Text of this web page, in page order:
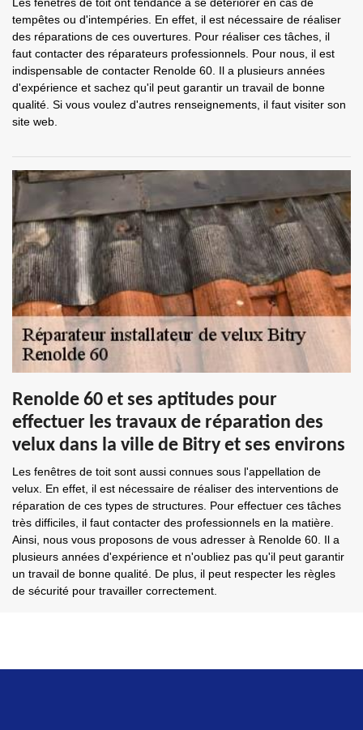
tempêtes ou d'intempéries. En effet, il est nécessaire de réaliser
des réparations de ces ouvertures. Pour réaliser ces tâches, il
faut contacter des réparateurs professionnels. Pour nous, il est
indispensable de contacter Renolde 60. Il a plusieurs années
d'expérience et sachez qu'il peut garantir un travail de bonne
qualité. Si vous voulez d'autres renseignements, il faut visiter son
site web.
Renolde 60 et ses aptitudes pour
effectuer les travaux de réparation des
velux dans la ville de Bitry et ses environs
Les fenêtres de toit sont aussi connues sous l'appellation de
velux. En effet, il est nécessaire de réaliser des interventions de
réparation de ces types de structures. Pour effectuer ces tâches
très difficiles, il faut contacter des professionnels en la matière.
Ainsi, nous vous proposons de vous adresser à Renolde 60. Il a
plusieurs années d'expérience et n'oubliez pas qu'il peut garantir
un travail de bonne qualité. De plus, il peut respecter les règles
de sécurité pour travailler correctement.